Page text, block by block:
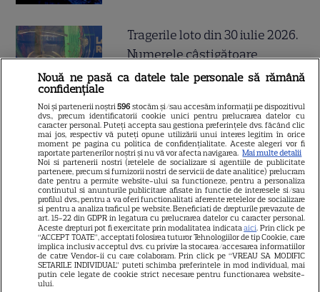
Tragerile loto din 30 iulie 2026.
Numerele câştigătoare
extrase joi
Postul Sfintei Mării – Postul
Adormirii Maicii Domnului. Ce
se mănâncă în post
Ce vase de gătit îți trebuie
Nouă ne pasă ca datele tale personale să rămână
confidențiale
Noi și partenerii noștri596 stocăm și/sau accesăm informații pe dispozitivul
dvs., precum identificatorii cookie unici pentru prelucrarea datelor cu
caracter personal. Puteți accepta sau gestiona preferințele dvs. făcând clic
mai jos, respectiv vă puteți opune utilizării unui interes legitim în orice
moment pe pagina cu politica de confidențialitate. Aceste alegeri vor fi
raportate partenerilor noștri și nu vă vor afecta navigarea. Mai multe detalii
Noi si partenerii nostri (retelele de socializare si agentiile de publicitate
partenere, precum si furnizorii nostri de servicii de date analitice) prelucram
date pentru a permite website-ului sa functioneze, pentru a personaliza
continutul si anunturile publicitare afisate in functie de interesele si/sau
profilul dvs., pentru a va oferi functionalitati aferente retelelor de socializare
si pentru a analiza traficul pe website. Beneficiati de drepturile prevazute de
art. 15-22 din GDPR in legatura cu prelucrarea datelor cu caracter personal.
Aceste drepturi pot fi exercitate prin modalitatea indicataaici. Prin click pe
“ACCEPT TOATE”, acceptati folosirea tuturor Tehnologiilor de tip Cookie, care
implica inclusiv acceptul dvs. cu privire la stocarea/accesarea informatiilor
de catre Vendor-ii cu care colaboram. Prin click pe “VREAU SA MODIFIC
SETARILE INDIVIDUAL” puteti schimba preferintele in mod individual, mai
putin cele legate de cookie strict necesare pentru functionarea website-
ului.